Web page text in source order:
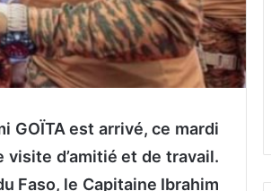
GOÏTA est arrivé, ce mardi
visite d’amitié et de travail.
Faso, le Capitaine Ibrahim